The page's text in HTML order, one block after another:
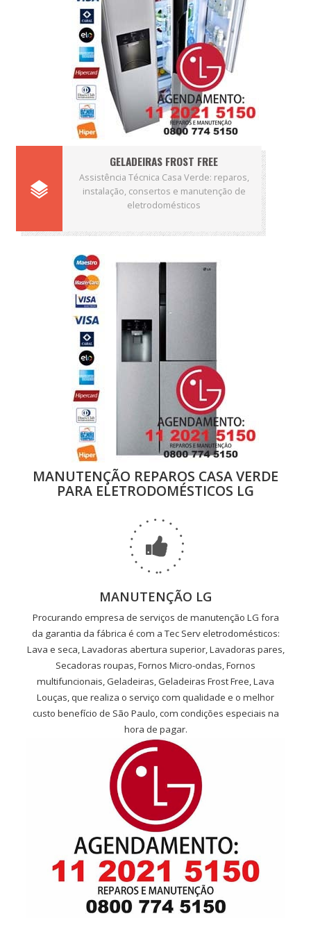
GELADEIRAS FROST FREE
Assistência Técnica Casa Verde: reparos,
instalação, consertos e manutenção de
eletrodomésticos
MANUTENÇÃO REPAROS CASA VERDE
PARA ELETRODOMÉSTICOS LG
MANUTENÇÃO LG
Procurando empresa de serviços de manutenção LG fora
da garantia da fábrica é com a Tec Serv eletrodomésticos:
Lava e seca, Lavadoras abertura superior, Lavadoras pares,
Secadoras roupas, Fornos Micro-ondas, Fornos
multifuncionais, Geladeiras, Geladeiras Frost Free, Lava
Louças, que realiza o serviço com qualidade e o melhor
custo benefício de São Paulo, com condições especiais na
hora de pagar.